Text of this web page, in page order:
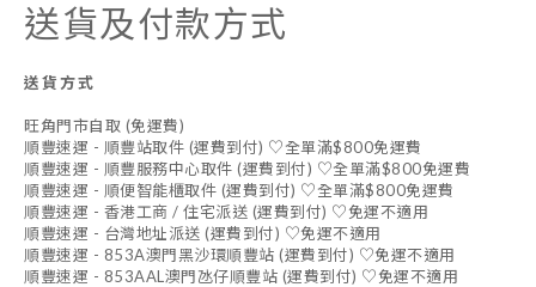
送貨及付款方式
送貨方式
旺角門市自取 (免運費)
順豐速運 - 順豐站取件 (運費到付) ♡全單滿$800免運費
順豐速運 - 順豐服務中心取件 (運費到付) ♡全單滿$800免運費
順豐速運 - 順便智能櫃取件 (運費到付) ♡全單滿$800免運費
順豐速運 - 香港工商 / 住宅派送 (運費到付) ♡免運不適用
順豐速運 - 台灣地址派送 (運費到付) ♡免運不適用
順豐速運 - 853A澳門黑沙環順豐站 (運費到付) ♡免運不適用
順豐速運 - 853AAL澳門氹仔順豐站 (運費到付) ♡免運不適用